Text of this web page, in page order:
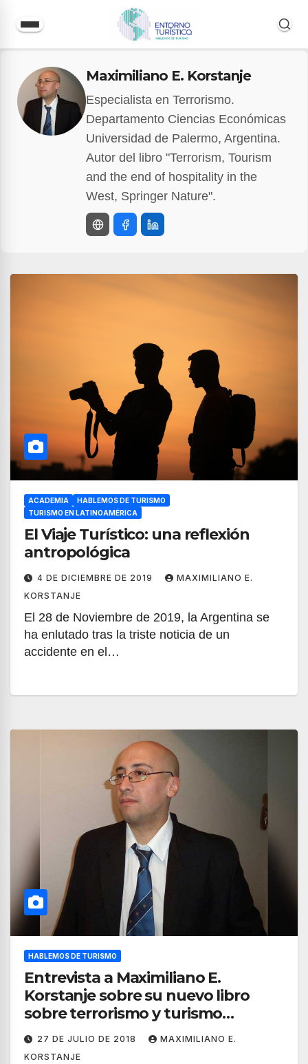
contenido
Maximiliano E. Korstanje
Especialista en Terrorismo.
Departamento Ciencias Económicas
Universidad de Palermo, Argentina.
Autor del libro "Terrorism, Tourism
and the end of hospitality in the
West, Springer Nature".
ACADEMIA
HABLEMOS DE TURISMO
TURISMO EN LATINOAMÉRICA
El Viaje Turístico: una reflexión
antropológica
4 DE DICIEMBRE DE 2019
MAXIMILIANO E.
KORSTANJE
El 28 de Noviembre de 2019, la Argentina se
ha enlutado tras la triste noticia de un
accidente en el…
HABLEMOS DE TURISMO
Entrevista a Maximiliano E.
Korstanje sobre su nuevo libro
sobre terrorismo y turismo
religioso
27 DE JULIO DE 2018
MAXIMILIANO E.
KORSTANJE